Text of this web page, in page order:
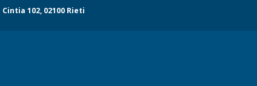
Cintia 102, 02100 Rieti